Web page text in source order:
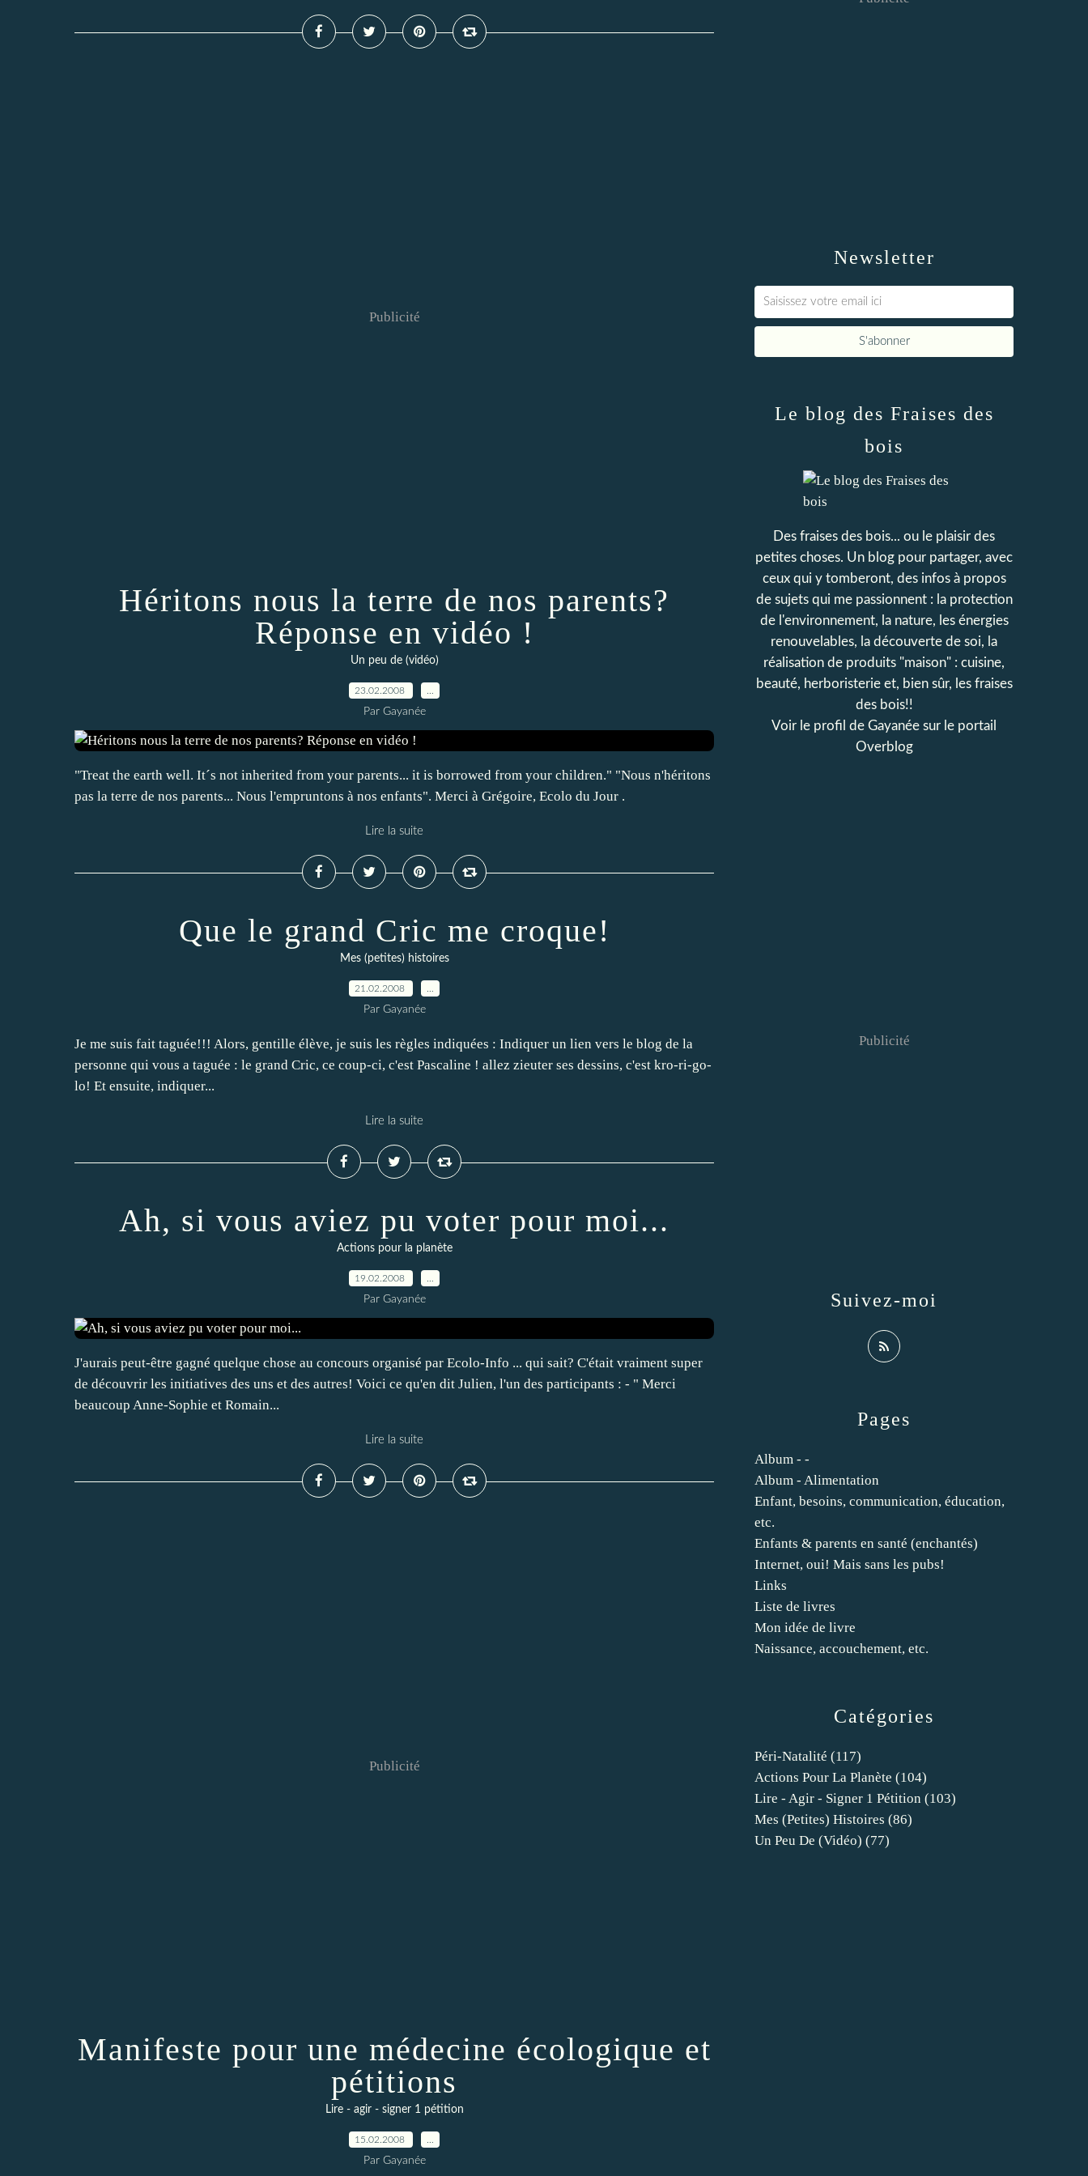
Publicité
Héritons nous la terre de nos parents?
Réponse en vidéo !
Un peu de (vidéo)
23.02.2008
Par Gayanée
"Treat the earth well. It´s not inherited from your parents... it is borrowed from your children." "Nous n'héritons
pas la terre de nos parents... Nous l'empruntons à nos enfants". Merci à Grégoire, Ecolo du Jour .
Lire la suite
Que le grand Cric me croque!
Mes (petites) histoires
21.02.2008
Par Gayanée
Je me suis fait taguée!!! Alors, gentille élève, je suis les règles indiquées : Indiquer un lien vers le blog de la
personne qui vous a taguée : le grand Cric, ce coup-ci, c'est Pascaline ! allez zieuter ses dessins, c'est kro-ri-go-
lo! Et ensuite, indiquer...
Lire la suite
Ah, si vous aviez pu voter pour moi...
Actions pour la planète
19.02.2008
Par Gayanée
J'aurais peut-être gagné quelque chose au concours organisé par Ecolo-Info ... qui sait? C'était vraiment super
de découvrir les initiatives des uns et des autres! Voici ce qu'en dit Julien, l'un des participants : - " Merci
beaucoup Anne-Sophie et Romain...
Lire la suite
Publicité
Manifeste pour une médecine écologique et
pétitions
Lire - agir - signer 1 pétition
15.02.2008
Par Gayanée
Newsletter
Catégories
Péri-Natalité (117)
Actions Pour La Planète (104)
Lire - Agir - Signer 1 Pétition (103)
Mes (petites) Histoires (86)
Un Peu De (vidéo) (77)
Pages
Album - -
Album - Alimentation
Enfant, besoins, communication, éducation,
etc.
Enfants & parents en santé (enchantés)
Internet, oui! Mais sans les pubs!
Links
Liste de livres
Mon idée de livre
Naissance, accouchement, etc.
Le blog des Fraises des
bois
Des fraises des bois... ou le plaisir des
petites choses. Un blog pour partager, avec
ceux qui y tomberont, des infos à propos
de sujets qui me passionnent : la protection
de l'environnement, la nature, les énergies
renouvelables, la découverte de soi, la
réalisation de produits "maison" : cuisine,
beauté, herboristerie et, bien sûr, les fraises
des bois!!
Voir le profil de Gayanée sur le portail
Overblog
Suivez-moi
Publicité